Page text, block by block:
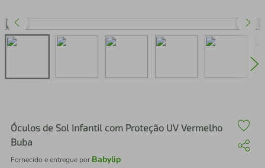
Óculos de Sol Infantil com Proteção UV Vermelho
Buba
Fornecido e entregue por Babylip
perfume